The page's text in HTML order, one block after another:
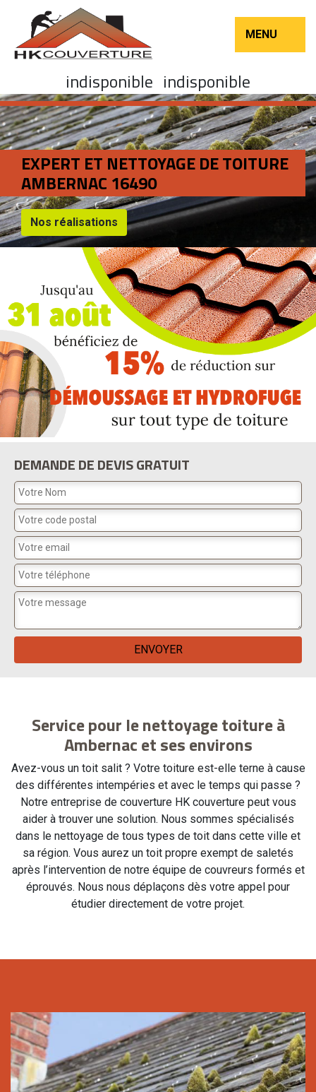
MENU
indisponible indisponible
EXPERT ET NETTOYAGE DE TOITURE
AMBERNAC 16490
Nos réalisations
DEMANDE DE DEVIS GRATUIT
Service pour le nettoyage toiture à
Ambernac et ses environs
Avez-vous un toit salit ? Votre toiture est-elle terne à cause
des différentes intempéries et avec le temps qui passe ?
Notre entreprise de couverture HK couverture peut vous
aider à trouver une solution. Nous sommes spécialisés
dans le nettoyage de tous types de toit dans cette ville et
sa région. Vous aurez un toit propre exempt de saletés
après l’intervention de notre équipe de couvreurs formés et
éprouvés. Nous nous déplaçons dès votre appel pour
étudier directement de votre projet.